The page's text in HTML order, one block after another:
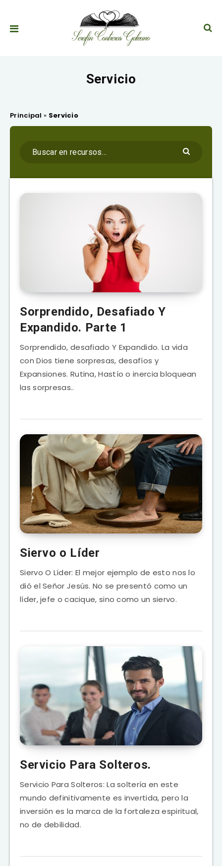
Servicio
Principal » Servicio
Sorprendido, Desafiado Y
Expandido. Parte 1
Sorprendido, desafiado Y Expandido. La vida
con Dios tiene sorpresas, desafíos y
Expansiones. Rutina, Hastío o inercia bloquean
las sorpresas..
Siervo o Líder
Siervo O Líder: El mejor ejemplo de esto nos lo
dió el Señor Jesús. No se presentó como un
líder, jefe o cacique, sino como un siervo.
Servicio Para Solteros.
Servicio Para Solteros: La soltería en este
mundo definitivamente es invertida, pero la
inversión es la marca de la fortaleza espiritual,
no de debilidad.